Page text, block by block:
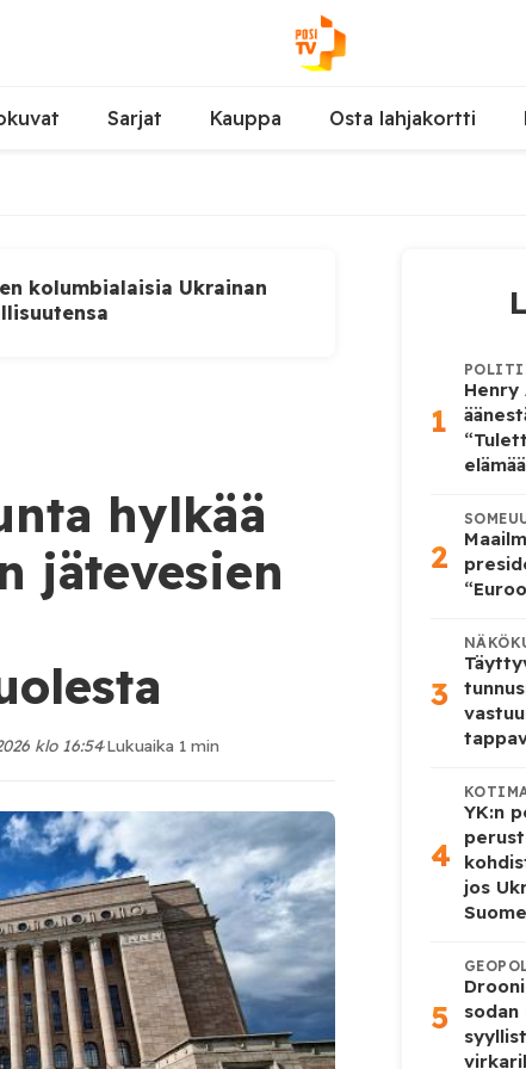
Sarjat Kauppa Osta lahjakortti
kolumbialaisia Ukrainan
hylkää
jätevesien
klo 16:54·Lukuaika 1 min
1
2
3
4
YK:n
jos
5
sodan